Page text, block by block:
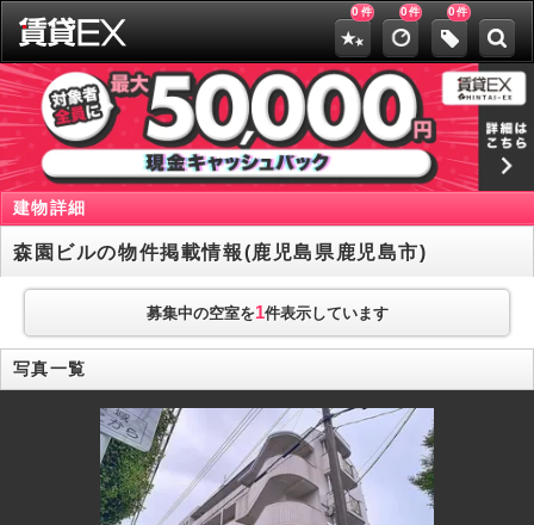
0 件 0件 0件
建物詳細
森園ビルの物件掲載情報(鹿児島県鹿児島市)
募集中の空室を1件表示しています
写真一覧